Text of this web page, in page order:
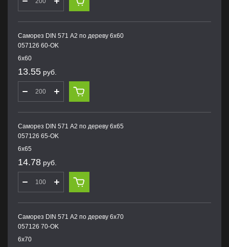
Саморез DIN 571 А2 по дереву 6х60
057126 60-OK
6х60
13.55 руб.
Саморез DIN 571 А2 по дереву 6х65
057126 65-OK
6х65
14.78 руб.
Саморез DIN 571 А2 по дереву 6х70
057126 70-OK
6х70